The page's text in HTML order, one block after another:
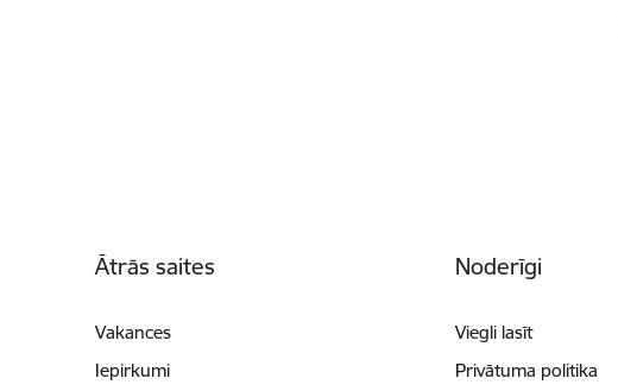
Ātrās saites
Vakances
Iepirkumi
Noderīgi
Viegli lasīt
Privātuma politika